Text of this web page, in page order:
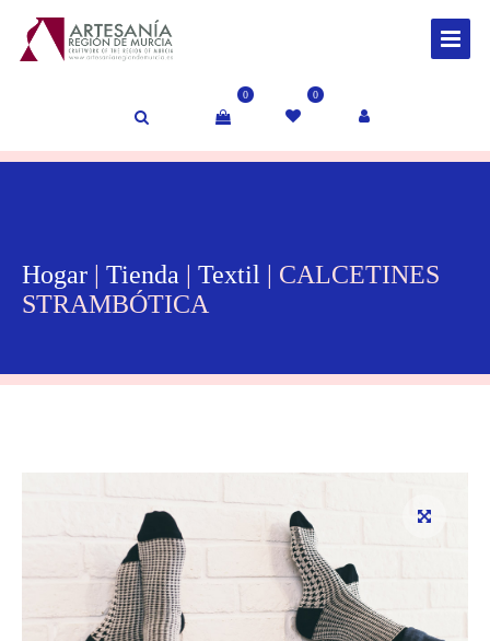
0 0
Hogar Tienda Textil
| CALCETINES
STRAMBÓTICA